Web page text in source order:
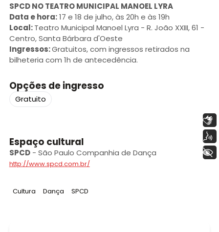
SPCD NO TEATRO MUNICIPAL MANOEL LYRA
Data e hora:17 e 18 de julho, às 20h e às 19h
Local:Teatro Municipal Manoel Lyra - R. João XXIII, 61 -
Centro, Santa Bárbara d'Oeste
Ingressos:Gratuitos, com ingressos retirados na
bilheteria com 1h de antecedência.
Opções de ingresso
Gratuito
Espaço cultural
SPCD- São Paulo Companhia de Dança
http://www.spcd.com.br/
Tag:
Cultura Tag:
Dança Tag:
SPCD
+ Acessibilidade